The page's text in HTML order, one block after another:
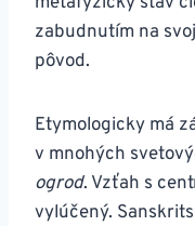
zabudnutím na
pôvod.
Etymologicky má
v mnohých
ogrod. Vzťah s
vylúčený.